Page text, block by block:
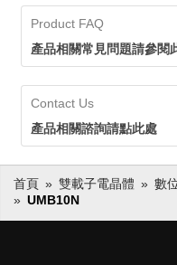
Product FAQ
產品相關常見問題請參閱
Contact Us
產品相關諮詢請點此處
首頁 雙載子電晶體 數
UMB10N